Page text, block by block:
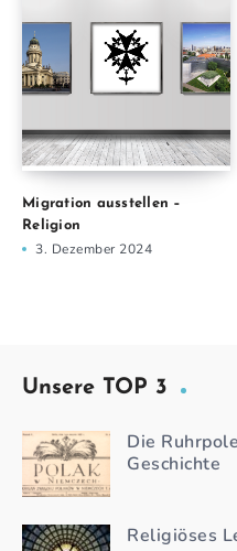
Migration ausstellen –
Religion
3. Dezember 2024
Unsere TOP 3
Die
Geschichte
Religiöses